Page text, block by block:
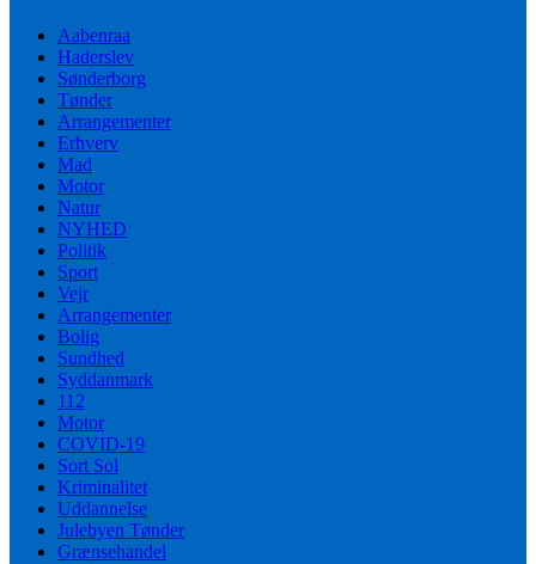
Aabenraa
Haderslev
Sønderborg
Tønder
Arrangementer
Erhverv
Mad
Motor
Natur
NYHED
Politik
Sport
Vejr
Arrangementer
Bolig
Sundhed
Syddanmark
112
Motor
COVID-19
Sort Sol
Kriminalitet
Uddannelse
Julebyen Tønder
Grænsehandel